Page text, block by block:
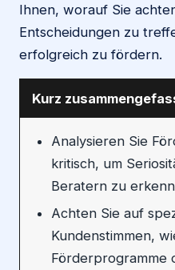
Ihnen, worauf Sie
Entscheidungen zu
erfolgreich zu fördern.
Kurz
Analysieren Sie
kritisch, um
Beratern zu
Achten Sie auf
Kundenstimmen,
Förderprogramme